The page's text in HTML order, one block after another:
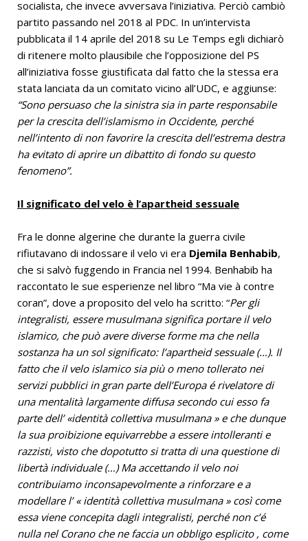
socialista, che invece avversava l’iniziativa. Perciò cambiò
partito passando nel 2018 al PDC. In un’intervista
pubblicata il 14 aprile del 2018 su Le Temps egli dichiarò
di ritenere molto plausibile che l’opposizione del PS
all’iniziativa fosse giustificata dal fatto che la stessa era
stata lanciata da un comitato vicino all’UDC, e aggiunse:
“Sono persuaso che la sinistra sia in parte responsabile
per la crescita dell’islamismo in Occidente, perché
nell’intento di non favorire la crescita dell’estrema destra
ha evitato di aprire un dibattito di fondo su questo
fenomeno”.
Il significato del velo è l’apartheid sessuale
Fra le donne algerine che durante la guerra civile
rifiutavano di indossare il velo vi era Djemila Benhabib,
che si salvò fuggendo in Francia nel 1994. Benhabib ha
raccontato le sue esperienze nel libro “Ma vie à contre
coran”, dove a proposito del velo ha scritto: “Per gli
integralisti, essere musulmana significa portare il velo
islamico, che può avere diverse forme ma che nella
sostanza ha un sol significato: l’apartheid sessuale (…). Il
fatto che il velo islamico sia più o meno tollerato nei
servizi pubblici in gran parte dell’Europa é rivelatore di
una mentalità largamente diffusa secondo cui esso fa
parte dell’ «identità collettiva musulmana » e che dunque
la sua proibizione equivarrebbe a essere intolleranti e
razzisti, visto che dopotutto si tratta di una questione di
libertà individuale (…) Ma accettando il velo noi
contribuiamo inconsapevolmente a rinforzare e a
modellare l’ « identità collettiva musulmana » così come
essa viene concepita dagli integralisti, perché non c’é
nulla nel Corano che ne faccia un obbligo esplicito , come